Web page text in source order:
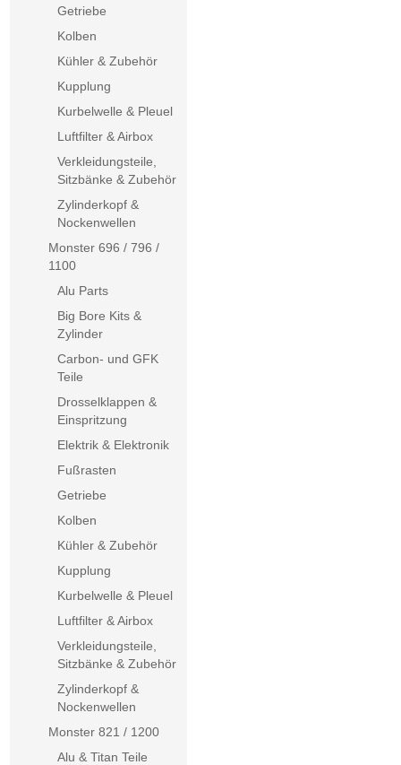
Getriebe
Kolben
Kühler & Zubehör
Kupplung
Kurbelwelle & Pleuel
Luftfilter & Airbox
Verkleidungsteile,
Sitzbänke & Zubehör
Zylinderkopf &
Nockenwellen
Monster 696 / 796 /
1100
Alu Parts
Big Bore Kits &
Zylinder
Carbon- und GFK
Teile
Drosselklappen &
Einspritzung
Elektrik & Elektronik
Fußrasten
Getriebe
Kolben
Kühler & Zubehör
Kupplung
Kurbelwelle & Pleuel
Luftfilter & Airbox
Verkleidungsteile,
Sitzbänke & Zubehör
Zylinderkopf &
Nockenwellen
Monster 821 / 1200
Alu & Titan Teile